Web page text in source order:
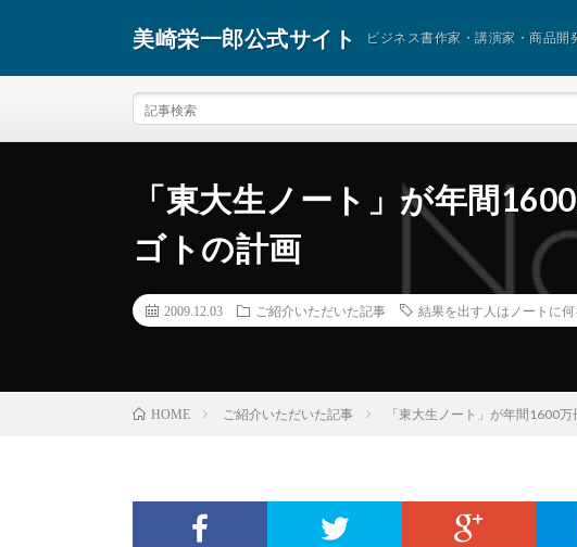
美崎栄一郎公式サイト ビジネス書作家・講演家・商品開
「東大生ノート」が年間
ゴトの計画
2009.12.03 ご紹介いただいた記事 結果を出す人はノートに
HOME ご紹介いただいた記事 「東大生ノート」が年間1600